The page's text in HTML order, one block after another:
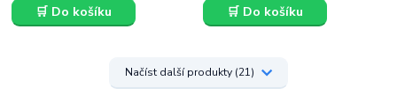
🛒 Do košíku 🛒 Do košíku
Načíst další produkty (21)